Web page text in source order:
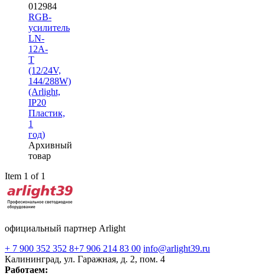
012984
RGB-
усилитель
LN-
12A-
T
(12/24V,
144/288W)
(Arlight,
IP20
Пластик,
1
год)
Архивный
товар
Item 1 of 1
официальный партнер Arlight
+ 7 900 352 352 8+7 906 214 83 00 info@arlight39.ru
Калининград, ул. Гаражная, д. 2, пом. 4
Работаем: